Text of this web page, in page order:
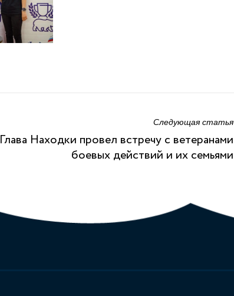
Следующая статья
Глава Находки провел встречу с ветеранами
боевых действий и их семьями